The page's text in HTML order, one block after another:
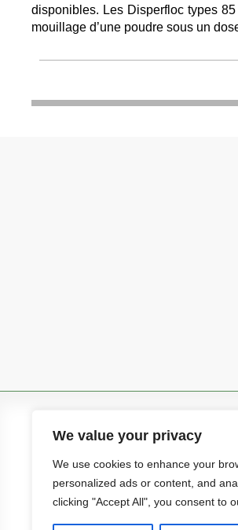
We value your privacy
We use cookies to enhance your
personalized ads or content, and
clicking "Accept All", you consent to
disponibles. Les Disperfloc types
mouillage d’une poudre sous un
BP